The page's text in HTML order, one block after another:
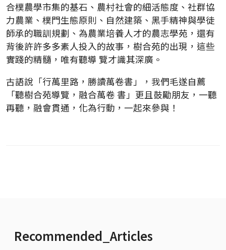
合樸農學市集的基石、農村社會的細活態度、社群協
力農業、樸門生態原則、自然建築、黑手精神與學徒
師承的職訓規劃、為農業培養人才的農志學苑，還有
背後許許多多素人投入的故事，樹合苑的出現，這些
實踐的精髓，唯有聽導 覽才識其深廣。
古語說「行萬里路，勝讀萬卷書」，我們毛遂自薦
「聽樹合苑導覽，融合萬卷 書」更且鼓勵朋友，一聽
再聽，融會貫通，化為行動，一起來參與！
Recommended_Articles